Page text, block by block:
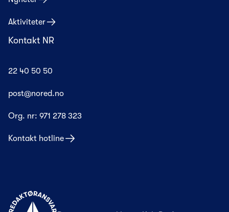
Aktiviteter
Kontakt NR
22 40 50 50
post@nored.no
Org. nr: 971 278 323
Kontakt hotline
Til forsiden